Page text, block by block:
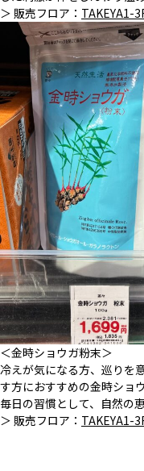
＞ 販売フロア： TAKEYA1-
＜金時ショウガ粉末＞
冷えが気になる方、巡りを
す方におすすめの金時ショ
毎日の習慣として、自然の
＞ 販売フロア： TAKEYA1-